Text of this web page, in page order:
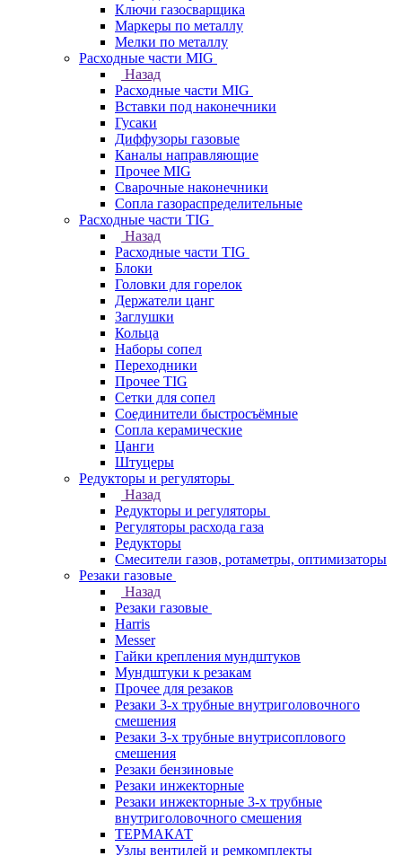
Ключи газосварщика
Маркеры по металлу
Мелки по металлу
Расходные части MIG
Назад
Расходные части MIG
Вставки под наконечники
Гусаки
Диффузоры газовые
Каналы направляющие
Прочее MIG
Сварочные наконечники
Сопла газораспределительные
Расходные части TIG
Назад
Расходные части TIG
Блоки
Головки для горелок
Держатели цанг
Заглушки
Кольца
Наборы сопел
Переходники
Прочее TIG
Сетки для сопел
Соединители быстросъёмные
Сопла керамические
Цанги
Штуцеры
Редукторы и регуляторы
Назад
Редукторы и регуляторы
Регуляторы расхода газа
Редукторы
Смесители газов, ротаметры, оптимизаторы
Резаки газовые
Назад
Резаки газовые
Harris
Messer
Гайки крепления мундштуков
Мундштуки к резакам
Прочее для резаков
Резаки 3-х трубные внутриголовочного
смешения
Резаки 3-х трубные внутрисоплового
смешения
Резаки бензиновые
Резаки инжекторные
Резаки инжекторные 3-х трубные
внутриголовочного смешения
ТЕРМАКАТ
Узлы вентилей и ремкомплекты